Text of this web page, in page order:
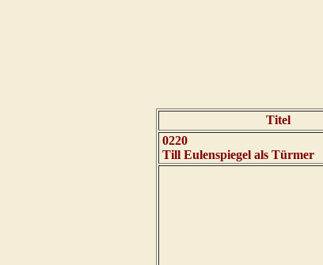
Titel
0220
Till Eulenspiegel als Türmer